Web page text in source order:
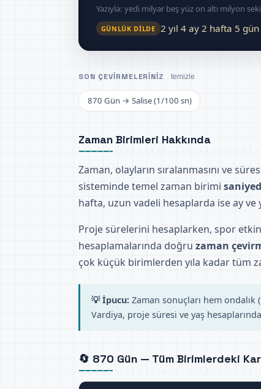
Yazıyla: yedi milyar beş yüz on altı milyon
GÜNLÜK DILDE 2 yıl 4 ay 2 hafta 5
SON ÇEVIRMELERINIZ temizle
870 Gün → Salise (1/100 sn)
Zaman Birimleri Hakkında
Zaman, olayların sıralanmasını ve
sisteminde temel zaman birimi
hafta, uzun vadeli hesaplarda ise ay ve
Proje sürelerini hesaplarken, spor
hesaplamalarında doğru zaman
çok küçük birimlerden yıla kadar tüm
💡 İpucu:Zaman sonuçları hem
Vardiya, proje süresi ve yaş
🔄 870 Gün — Tüm Birimlerdeki